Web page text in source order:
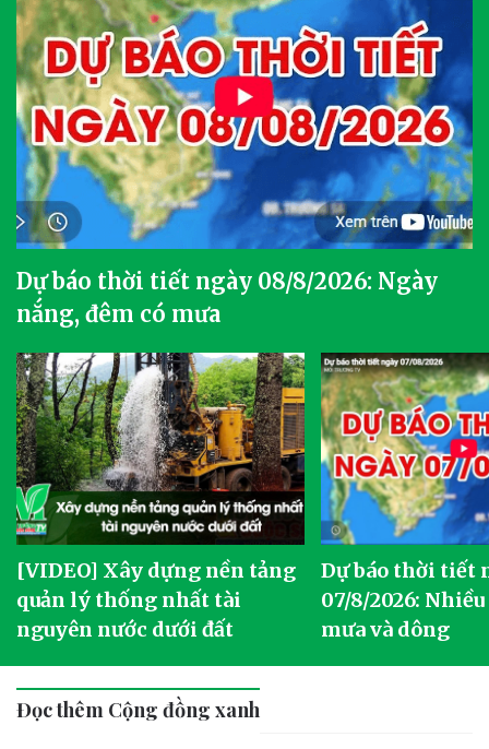
Dự báo thời tiết ngày 08/8/2026: Ngày
nắng, đêm có mưa
[VIDEO] Xây dựng nền tảng
quản lý thống nhất tài
nguyên nước dưới đất
Dự báo thời tiết
07/8/2026:
mưa và dông
Đọc thêm Cộng đồng xanh